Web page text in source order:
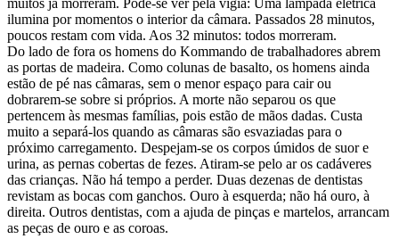
ilumina por momentos o interior da câmara. Passados 28 minutos,
poucos restam com vida. Aos 32 minutos: todos morreram.
Do lado de fora os homens do Kommando de trabalhadores abrem
as portas de madeira. Como colunas de basalto, os homens ainda
estão de pé nas câmaras, sem o menor espaço para cair ou
dobrarem-se sobre si próprios. A morte não separou os que
pertencem às mesmas famílias, pois estão de mãos dadas. Custa
muito a separá-los quando as câmaras são esvaziadas para o
próximo carregamento. Despejam-se os corpos úmidos de suor e
urina, as pernas cobertas de fezes. Atiram-se pelo ar os cadáveres
das crianças. Não há tempo a perder. Duas dezenas de dentistas
revistam as bocas com ganchos. Ouro à esquerda; não há ouro, à
direita. Outros dentistas, com a ajuda de pinças e martelos, arrancam
as peças de ouro e as coroas.